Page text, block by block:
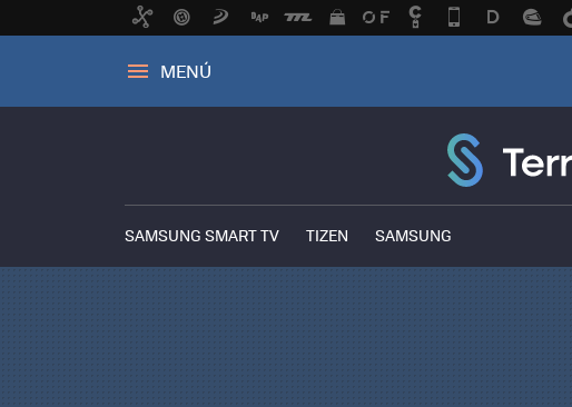
MENÚ
SAMSUNG SMART TV TIZEN SAMSUNG